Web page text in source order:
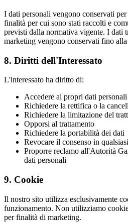
I dati personali vengono conservati
finalità per cui sono stati raccolti e
previsti dalla normativa vigente. I dati
marketing vengono conservati fino
8. Diritti dell'Interessato
L'interessato ha diritto di:
Accedere ai propri dati personali
Richiedere la rettifica o la
Richiedere la limitazione del
Opporsi al trattamento
Richiedere la portabilità dei dati
Revocare il consenso in
Proporre reclamo all'Autorità
dati personali
9. Cookie
Il nostro sito utilizza esclusivamente
funzionamento. Non utilizziamo
per finalità di marketing.